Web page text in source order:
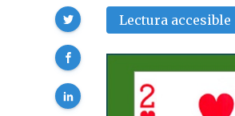
Lectura accesible
Compartir